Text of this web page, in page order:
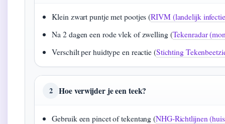
Klein zwart puntje met pootjes (RIVM (landelijk
Na 2 dagen een rode vlek of zwelling (Tekenradar
Verschilt per huidtype en reactie (Stichting
2 Hoe verwijder je een teek?
Gebruik een pincet of tekentang (NHG-Richtlijnen